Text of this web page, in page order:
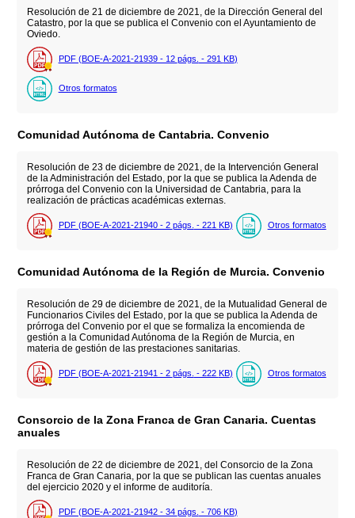
Resolución de 21 de diciembre de 2021, de la Dirección General del
Catastro, por la que se publica el Convenio con el Ayuntamiento de
Oviedo.
PDF (BOE-A-2021-21939 - 12 págs. - 291 KB)
Otros formatos
Comunidad Autónoma de Cantabria. Convenio
Resolución de 23 de diciembre de 2021, de la Intervención General
de la Administración del Estado, por la que se publica la Adenda de
prórroga del Convenio con la Universidad de Cantabria, para la
realización de prácticas académicas externas.
PDF (BOE-A-2021-21940 - 2 págs. - 221 KB) Otros formatos
Comunidad Autónoma de la Región de Murcia. Convenio
Resolución de 29 de diciembre de 2021, de la Mutualidad General de
Funcionarios Civiles del Estado, por la que se publica la Adenda de
prórroga del Convenio por el que se formaliza la encomienda de
gestión a la Comunidad Autónoma de la Región de Murcia, en
materia de gestión de las prestaciones sanitarias.
PDF (BOE-A-2021-21941 - 2 págs. - 222 KB) Otros formatos
Consorcio de la Zona Franca de Gran Canaria. Cuentas
anuales
Resolución de 22 de diciembre de 2021, del Consorcio de la Zona
Franca de Gran Canaria, por la que se publican las cuentas anuales
del ejercicio 2020 y el informe de auditoría.
PDF (BOE-A-2021-21942 - 34 págs. - 706 KB)